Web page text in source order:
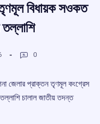
বিধায়ক সওকত
0
জেলার প্রাক্তন তৃণমূল কংগ্রেস
চালাল জাতীয় তদন্ত